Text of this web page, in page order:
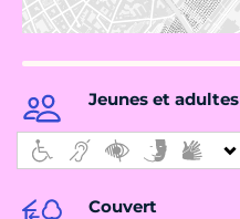
Jeunes et adultes
Couvert